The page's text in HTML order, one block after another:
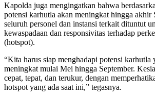
Kapolda juga mengingatkan bahwa
potensi karhutla akan meningkat hingga akhir
seluruh personel dan instansi terkait dituntut
kewaspadaan dan responsivitas terhadap
(hotspot).
“Kita harus siap menghadapi potensi karhutla
meningkat mulai Mei hingga September.
cepat, tepat, dan terukur, dengan
hotspot yang ada saat ini,” tegasnya.